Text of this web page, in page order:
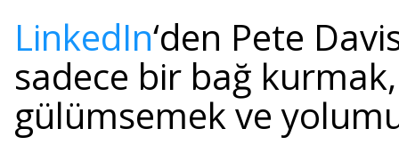
LinkedIn‘den Pete
sadece bir bağ
gülümsemek ve